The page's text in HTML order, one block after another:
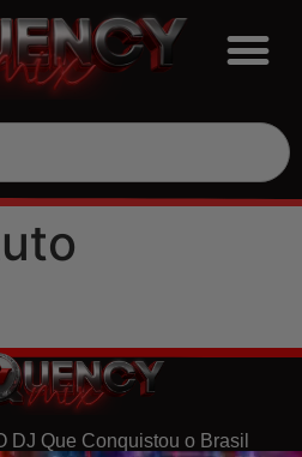
DJ Que Conquistou o Brasil